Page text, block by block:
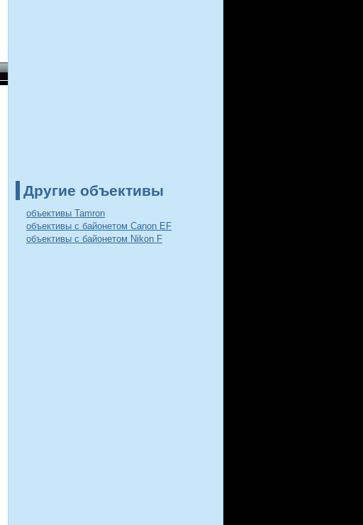
Другие объективы
объективы Tamron
объективы с байонетом Canon EF
объективы с байонетом Nikon F